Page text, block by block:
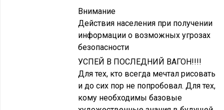
Внимание
Действия населения при получении
информации о возможных угрозах
безопасности
УСПЕЙ В ПОСЛЕДНИЙ ВАГОН!!!!
Для тех, кто всегда мечтал рисовать
и до сих пор не попробовал. Для тех,
кому необходимы базовые